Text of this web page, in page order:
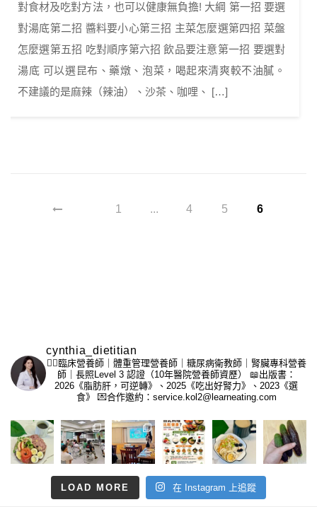
對食材及吃對方法，也可以健康無負擔! 大綱 第一招 要選
對湯底第二招 醬料要小心第三招 主菜怎麼選第四招 菜盤
怎麼選第五招 吃對順序第六招 飲品要注意第一招 要選對
湯底 可以選昆布、藥燉、泡菜，喝起來清爽較不油膩。
不建議的是麻辣（辣油）、沙茶、咖哩、 […]
1 ... 4 5 6
cynthia_dietitian
👩‍⚕️臨床營養師｜體重管理營養師｜糖尿病衛教師｜腎臟專科營養
師｜長照Level 3 認證（10年醫院營養師資歷）
📖出版書：
2026《脂肪肝，可逆轉》、2025《吃出好腎力》、2023《選
食》
💌合作邀約：service.kol2@learneating.com
LOAD MORE 在 Instagram 上追蹤